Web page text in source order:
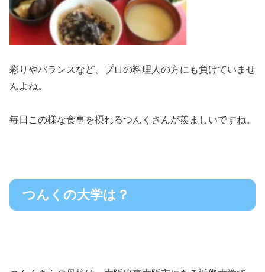
彩りやバランスなど、プロの料理人の方にも負けていませ
んよね。
毎日この様な食事を摂れるつんくさんが羨ましいですね。
つんくの大学は？